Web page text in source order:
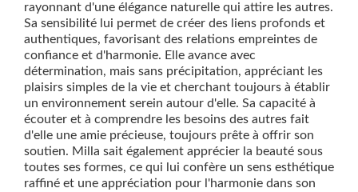
rayonnant d'une élégance naturelle qui attire les autres.
Sa sensibilité lui permet de créer des liens profonds et
authentiques, favorisant des relations empreintes de
confiance et d'harmonie. Elle avance avec
détermination, mais sans précipitation, appréciant les
plaisirs simples de la vie et cherchant toujours à établir
un environnement serein autour d'elle. Sa capacité à
écouter et à comprendre les besoins des autres fait
d'elle une amie précieuse, toujours prête à offrir son
soutien. Milla sait également apprécier la beauté sous
toutes ses formes, ce qui lui confère un sens esthétique
raffiné et une appréciation pour l'harmonie dans son